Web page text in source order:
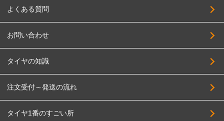
よくある質問
お問い合わせ
タイヤの知識
注文受付～発送の流れ
タイヤ1番のすごい所